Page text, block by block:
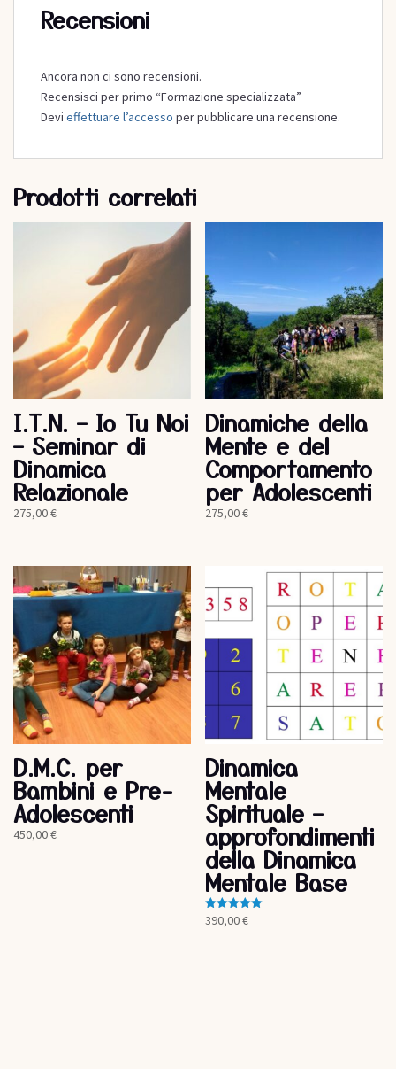
Recensioni
Ancora non ci sono recensioni.
Recensisci per primo “Formazione specializzata”
Devi effettuare l’accesso per pubblicare una recensione.
Prodotti correlati
I.T.N. – Io Tu Noi
– Seminar di
Dinamica
Relazionale
275,00€
Dinamiche della
Mente e del
Comportamento
per Adolescenti
275,00€
D.M.C. per
Bambini e Pre-
Adolescenti
450,00€
Dinamica
Mentale
Spirituale –
approfondimenti
della Dinamica
Mentale Base
Valutato
5.00
390,00€